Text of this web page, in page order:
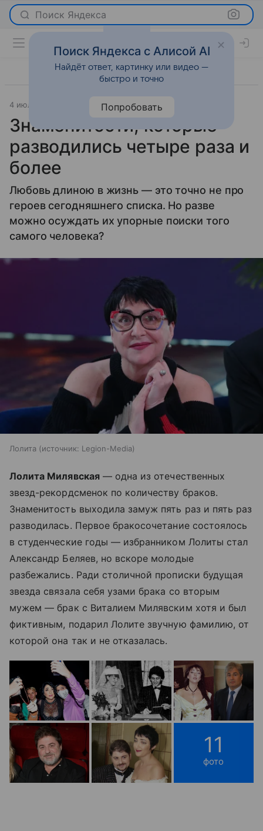
Поиск Яндекса
4 июля 2023 История успеха
Знаменитости, которые
разводились четыре раза и
более
Любовь длиною в жизнь — это точно не про
героев сегодняшнего списка. Но разве
можно осуждать их упорные поиски того
самого человека?
Лолита источник: Legion-Media
Лолита Милявская— одна из отечественных
звезд-рекордсменок по количеству браков.
Знаменитость выходила замуж пять раз и пять раз
разводилась. Первое бракосочетание состоялось
в студенческие годы — избранником Лолиты стал
Александр Беляев, но вскоре молодые
разбежались. Ради столичной прописки будущая
звезда связала себя узами брака со вторым
мужем — брак с Виталием Милявским хотя и был
фиктивным, подарил Лолите звучную фамилию, от
которой она так и не отказалась.
11
фото
Поиск Яндекса с Алисой AI
Найдёт ответ, картинку или видео —
быстро и точно
Попробовать